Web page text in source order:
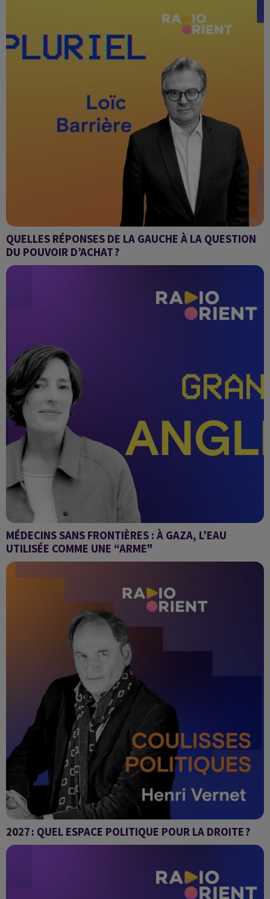
QUELLES RÉPONSES DE LA GAUCHE À LA QUESTION
DU POUVOIR D’ACHAT ?
Pluriel
MÉDECINS SANS FRONTIÈRES : À GAZA, L’EAU
UTILISÉE COMME UNE “ARME"
Grand Angle
2027 : QUEL ESPACE POLITIQUE POUR LA DROITE ?
Coulisses politiques